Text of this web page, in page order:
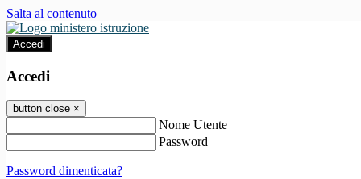
Salta al contenuto
Accedi
Accedi
button close ×
Nome Utente
Password
Password dimenticata?